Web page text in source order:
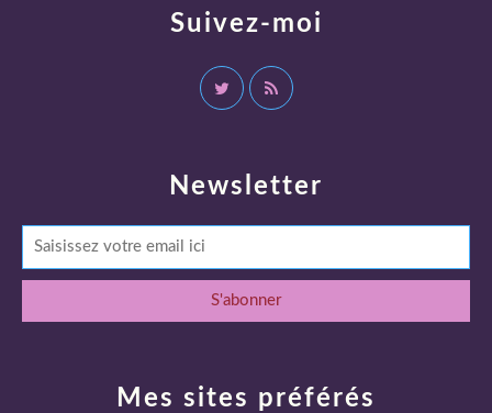
Newsletter
Suivez-moi
Mes sites préférés